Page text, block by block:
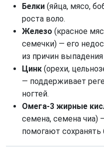
Белки (яйца, мясо,
роста воло.
Железо (красное
семечки) — его
из причин выпадения
Цинк (орехи,
— поддерживает
ногтей.
Омега-3 жирные
семена, семена чиа)
помогают сохранять